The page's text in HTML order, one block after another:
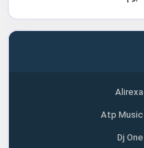
Alirexa
Atp Music
Dj One